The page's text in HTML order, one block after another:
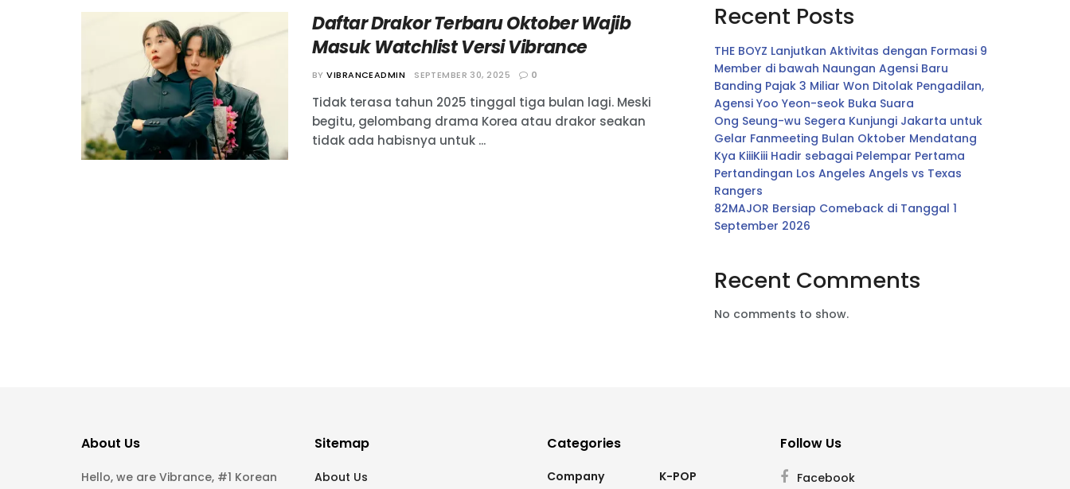
Daftar Drakor Terbaru Oktober Wajib
Masuk Watchlist Versi Vibrance
BY VIBRANCEADMIN SEPTEMBER 30, 2025 0
Tidak terasa tahun 2025 tinggal tiga bulan lagi. Meski
begitu, gelombang drama Korea atau drakor seakan
tidak ada habisnya untuk ...
Recent Posts
THE BOYZ Lanjutkan Aktivitas dengan Formasi 9
Member di bawah Naungan Agensi Baru
Banding Pajak 3 Miliar Won Ditolak Pengadilan,
Agensi Yoo Yeon-seok Buka Suara
Ong Seung-wu Segera Kunjungi Jakarta untuk
Gelar Fanmeeting Bulan Oktober Mendatang
Kya KiiiKiii Hadir sebagai Pelempar Pertama
Pertandingan Los Angeles Angels vs Texas
Rangers
82MAJOR Bersiap Comeback di Tanggal 1
September 2026
Recent Comments
No comments to show.
About Us
Hello, we are Vibrance, #1 Korean
Sitemap
About Us
Categories
Company K-POP
Follow Us
Facebook